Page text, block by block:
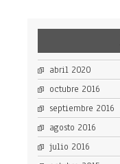
abril 2020
octubre 2016
septiembre 2016
agosto 2016
julio 2016